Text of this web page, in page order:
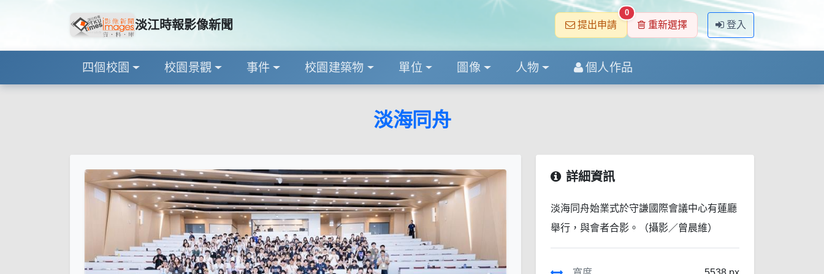
淡江時報影像新聞 提出申請
0
重新選擇 登入
四個校園 校園景觀 事件 校園建築物 單位 圖像 人物 個人作品
淡海同舟
詳細資訊
淡海同舟始業式於守謙國際會議中心有蓮廳
舉行，與會者合影。（攝影／曾晨維）